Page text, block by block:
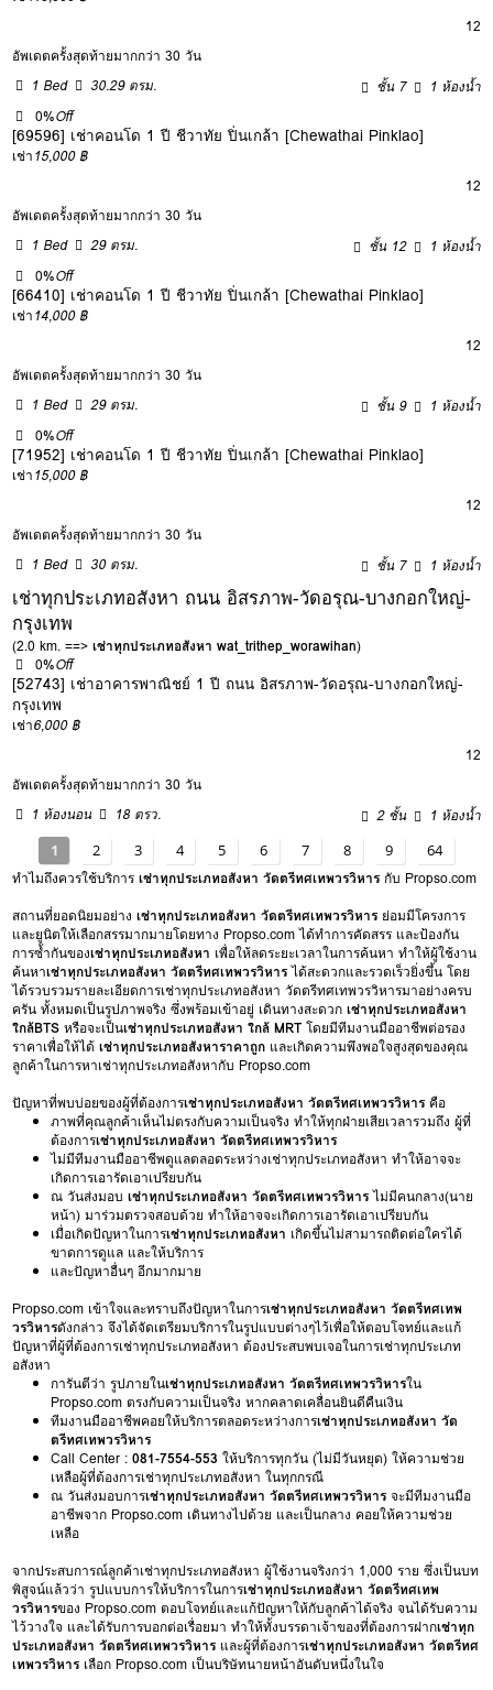
12
อัพเดตครั้งสุดท้ายมากกว่า 30 วัน
1 Bed
30.29 ตรม. ชั้น 7
1 ห้องน้ำ
0%Off
[69596] เช่าคอนโด 1 ปี ชีวาทัย ปิ่นเกล้า [Chewathai Pinklao]
เช่า15,000 ฿
12
อัพเดตครั้งสุดท้ายมากกว่า 30 วัน
1 Bed
29 ตรม. ชั้น 12
1 ห้องน้ำ
0%Off
[66410] เช่าคอนโด 1 ปี ชีวาทัย ปิ่นเกล้า [Chewathai Pinklao]
เช่า14,000 ฿
12
อัพเดตครั้งสุดท้ายมากกว่า 30 วัน
1 Bed
29 ตรม. ชั้น 9
1 ห้องน้ำ
0%Off
[71952] เช่าคอนโด 1 ปี ชีวาทัย ปิ่นเกล้า [Chewathai Pinklao]
เช่า15,000 ฿
12
อัพเดตครั้งสุดท้ายมากกว่า 30 วัน
1 Bed
30 ตรม. ชั้น 7 1 ห้องน้ำ
เช่าทุกประเภทอสังหา ถนน อิสรภาพ-วัดอรุณ-บางกอกใหญ่-
กรุงเทพ
(2.0 km. ==>เช่าทุกประเภทอสังหา wat_trithep_worawihan)
0%Off
[52743] เช่าอาคารพาณิชย์ 1 ปี ถนน อิสรภาพ-วัดอรุณ-บางกอกใหญ่-
กรุงเทพ
เช่า6,000 ฿
12
อัพเดตครั้งสุดท้ายมากกว่า 30 วัน
1 ห้องนอน
18 ตรว. 2 ชั้น 1 ห้องน้ำ
1 2 3 4 5 6 7 8 9 64
ทำไมถึงควรใช้บริการเช่าทุกประเภทอสังหา วัดตรีทศเทพวรวิหาร กับ Propso.com
สถานที่ยอดนิยมอย่างเช่าทุกประเภทอสังหา วัดตรีทศเทพวรวิหาร ย่อมมีโครงการ
และยูนิตให้เลือกสรรมากมายโดยทาง Propso.com ได้ทำการคัดสรร และป้องกัน
การซ้ำกันของเช่าทุกประเภทอสังหา เพื่อให้ลดระยะเวลาในการค้นหา ทำให้ผู้ใช้งาน
ค้นหาเช่าทุกประเภทอสังหา วัดตรีทศเทพวรวิหารได้สะดวกและรวดเร็วยิ่งขึ้น โดย
ได้รวบรวมรายละเอียดการเช่าทุกประเภทอสังหา วัดตรีทศเทพวรวิหารมาอย่างครบ
ครัน ทั้งหมดเป็นรูปภาพจริง ซึ่งพร้อมเข้าอยู่ เดินทางสะดวกเช่าทุกประเภทอสังหา
ใกล้BTS หรือจะเป็นเช่าทุกประเภทอสังหา ใกล้ MRT โดยมีทีมงานมืออาชีพต่อรอง
ราคาเพื่อให้ได้เช่าทุกประเภทอสังหาราคาถูก และเกิดความพึงพอใจสูงสุดของคุณ
ลูกค้าในการหาเช่าทุกประเภทอสังหากับ Propso.com
ปัญหาที่พบบ่อยของผู้ที่ต้องการเช่าทุกประเภทอสังหา วัดตรีทศเทพวรวิหาร คือ
ภาพที่คุณลูกค้าเห็นไม่ตรงกับความเป็นจริง ทำให้ทุกฝ่ายเสียเวลารวมถึง ผู้ที่
ต้องการเช่าทุกประเภทอสังหา วัดตรีทศเทพวรวิหาร
ไม่มีทีมงานมืออาชีพดูแลตลอดระหว่างเช่าทุกประเภทอสังหา ทำให้อาจจะ
เกิดการเอารัดเอาเปรียบกัน
ณ วันส่งมอบเช่าทุกประเภทอสังหา วัดตรีทศเทพวรวิหารไม่มีคนกลาง(นาย
หน้า) มาร่วมตรวจสอบด้วย ทำให้อาจจะเกิดการเอารัดเอาเปรียบกัน
เมื่อเกิดปัญหาในการเช่าทุกประเภทอสังหา เกิดขึ้นไม่สามารถติดต่อใครได้
ขาดการดูแล และให้บริการ
และปัญหาอื่นๆ อีกมากมาย
Propso.com เข้าใจและทราบถึงปัญหาในการเช่าทุกประเภทอสังหา วัดตรีทศเทพ
วรวิหารดังกล่าว จึงได้จัดเตรียมบริการในรูปแบบต่างๆไว้เพื่อให้ตอบโจทย์และแก้
ปัญหาที่ผู้ที่ต้องการเช่าทุกประเภทอสังหา ต้องประสบพบเจอในการเช่าทุกประเภท
อสังหา
การันตีว่า รูปภายในเช่าทุกประเภทอสังหา วัดตรีทศเทพวรวิหารใน
Propso.com ตรงกับความเป็นจริง หากคลาดเคลื่อนยินดีคืนเงิน
ทีมงานมืออาชีพคอยให้บริการตลอดระหว่างการเช่าทุกประเภทอสังหา วัด
ตรีทศเทพวรวิหาร
Call Center :081-7554-553 ให้บริการทุกวัน (ไม่มีวันหยุด) ให้ความช่วย
เหลือผู้ที่ต้องการเช่าทุกประเภทอสังหา ในทุกกรณี
ณ วันส่งมอบการเช่าทุกประเภทอสังหา วัดตรีทศเทพวรวิหาร จะมีทีมงานมือ
อาชีพจาก Propso.com เดินทางไปด้วย และเป็นกลาง คอยให้ความช่วย
เหลือ
จากประสบการณ์ลูกค้าเช่าทุกประเภทอสังหา ผู้ใช้งานจริงกว่า 1,000 ราย ซึ่งเป็นบท
พิสูจน์แล้วว่า รูปแบบการให้บริการในการเช่าทุกประเภทอสังหา วัดตรีทศเทพ
วรวิหารของ Propso.com ตอบโจทย์และแก้ปัญหาให้กับลูกค้าได้จริง จนได้รับความ
ไว้วางใจ และได้รับการบอกต่อเรื่อยมา ทำให้ทั้งบรรดาเจ้าของที่ต้องการฝากเช่าทุก
ประเภทอสังหา วัดตรีทศเทพวรวิหาร และผู้ที่ต้องการเช่าทุกประเภทอสังหา วัดตรีทศ
เทพวรวิหาร เลือก Propso.com เป็นบริษัทนายหน้าอันดับหนึ่งในใจ